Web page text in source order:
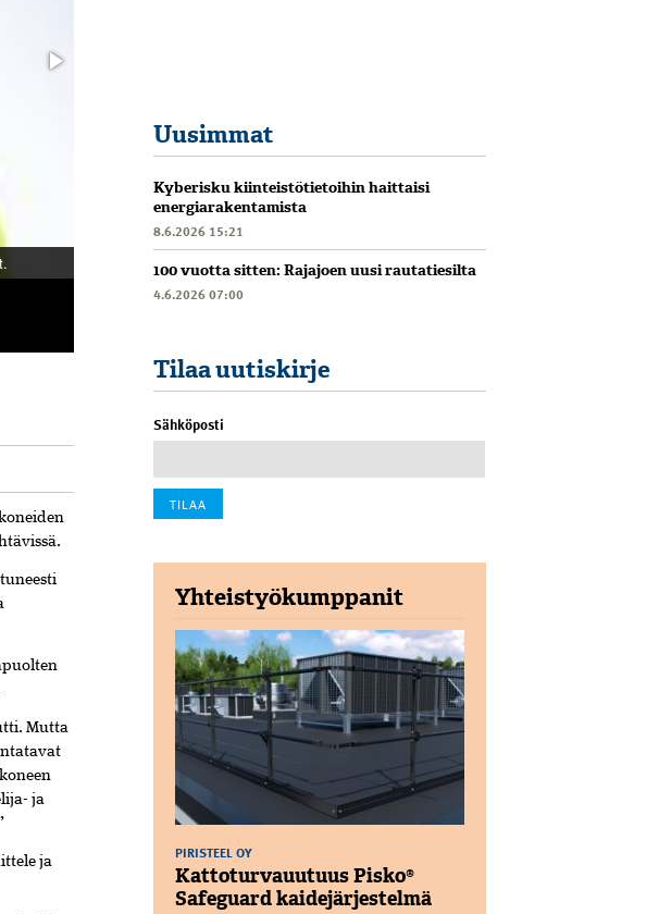
Mutta
ja
ja
Uusimmat
Kyberisku kiinteistötietoihin haittaisi
energiarakentamista
8.6.2026 15:21
100 vuotta sitten: Rajajoen uusi rautatiesilta
4.6.2026 07:00
Tilaa uutiskirje
Sähköposti
Yhteistyökumppanit
PIRISTEEL OY
Kattoturvauutuus Pisko®
Safeguard kaidejärjestelmä